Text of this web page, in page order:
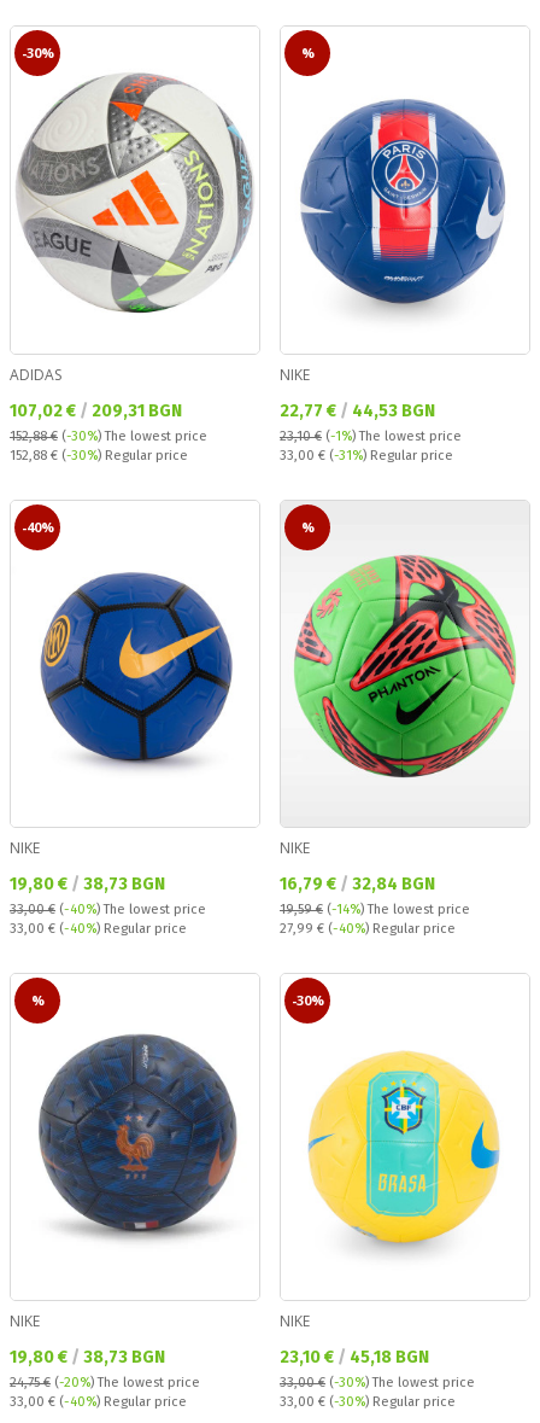
-30%
ADIDAS
Текуща цена:
107,02 € / 209,31 BGN
152,88 € (-30%)The lowest price
Regular price:
152,88 € (-30%) Regular price
%
NIKE
Текуща цена:
22,77 € / 44,53 BGN
23,10 € (-1%)The lowest price
Regular price:
33,00 € (-31%) Regular price
-40%
NIKE
Текуща цена:
19,80 € / 38,73 BGN
33,00 € (-40%)The lowest price
Regular price:
33,00 € (-40%) Regular price
%
NIKE
Текуща цена:
16,79 € / 32,84 BGN
19,59 € (-14%)The lowest price
Regular price:
27,99 € (-40%) Regular price
%
NIKE
Текуща цена:
19,80 € / 38,73 BGN
24,75 € (-20%)The lowest price
Regular price:
33,00 € (-40%) Regular price
-30%
NIKE
Текуща цена:
23,10 € / 45,18 BGN
33,00 € (-30%)The lowest price
Regular price:
33,00 € (-30%) Regular price